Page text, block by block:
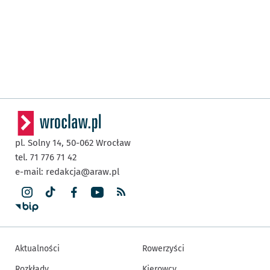
pl. Solny 14, 50-062 Wrocław
tel. 71 776 71 42
e-mail: redakcja@araw.pl
Aktualności
Rowerzyści